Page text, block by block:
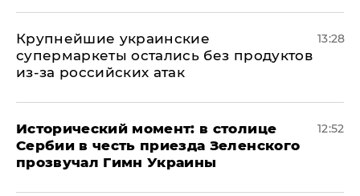
Крупнейшие украинские
супермаркеты остались без продуктов
из-за российских атак
13:28
Исторический момент: в столице
Сербии в честь приезда Зеленского
прозвучал Гимн Украины
12:52